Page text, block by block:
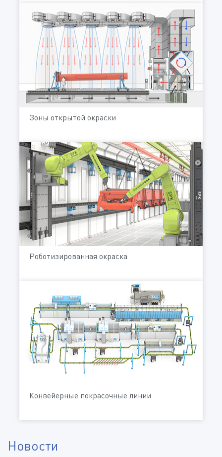
Зоны открытой окраски
Роботизированная окраска
Конвейерные покрасочные линии
Новости